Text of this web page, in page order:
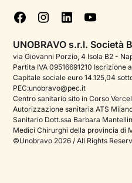
Podcast di psicologia
Corporate
Psicologo italiano
Approfondimenti sulla
Sala stampa
Cookie policy
Gestisci cookie
UNOBRAVO s.r.l. Società
via Giovanni Porzio, 4 Isola B2 -
Partita IVA 09516691210 Iscrizione
Capitale sociale euro 14.125,04
PEC:unobravo@pec.it
Centro sanitario sito in Corso
Autorizzazione sanitaria ATS
Sanitario Dott.ssa Barbara
Medici Chirurghi della provincia di
©Unobravo 2026 / All Rights